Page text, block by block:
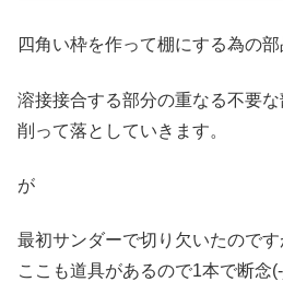
四角い枠を作って棚にする為の部
溶接接合する部分の重なる不要な
削って落としていきます。
が
最初サンダーで切り欠いたのです
ここも道具があるので1本で断念